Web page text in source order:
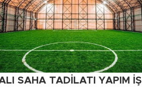
SAHA TADİLATI YAPIM İŞİ